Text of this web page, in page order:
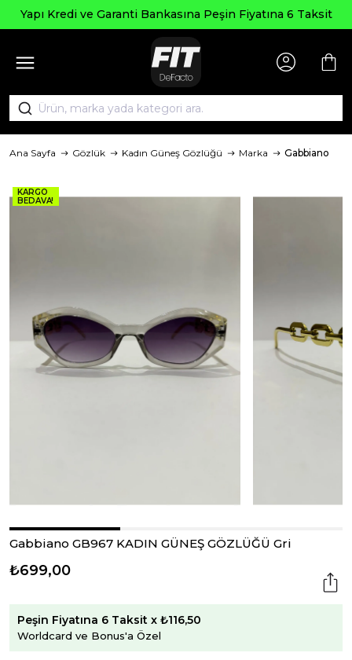
ve Garanti Bankasına Peşin Fiyatına 6 Taksit
Ana Sayfa Gözlük Kadın Güneş Gözlüğü Marka Gabbiano
KARGO
BEDAVA!
Gabbiano GB967 KADIN GÜNEŞ GÖZLÜĞÜ Gri
₺699,00
Peşin Fiyatına 6 Taksit x ₺116,50
Worldcard ve Bonus'a Özel